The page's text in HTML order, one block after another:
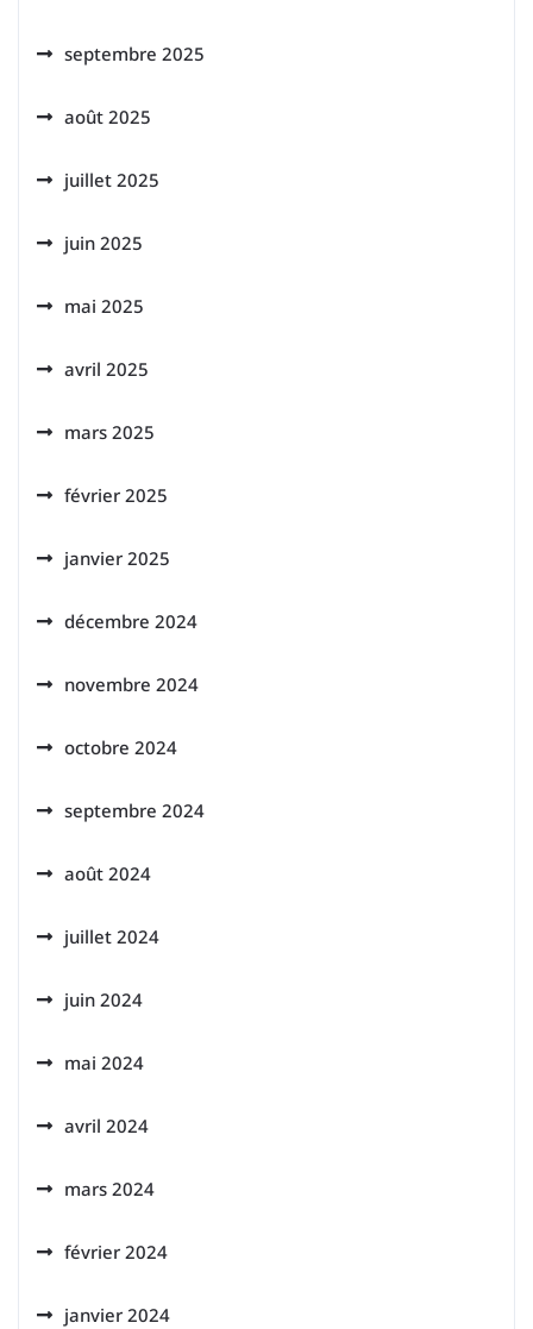
septembre 2025
août 2025
juillet 2025
juin 2025
mai 2025
avril 2025
mars 2025
février 2025
janvier 2025
décembre 2024
novembre 2024
octobre 2024
septembre 2024
août 2024
juillet 2024
juin 2024
mai 2024
avril 2024
mars 2024
février 2024
janvier 2024